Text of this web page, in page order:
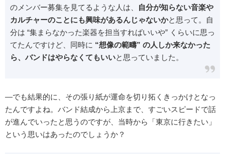
のメンバー募集を見てるような人は、
自分が知らない音楽や
カルチャーのことにも興味があるんじゃないかと思って。自
分は “集まらなかった楽器を担当すればいいや” くらいに思っ
てたんですけど、同時に “想像の範疇” の人しか来なかった
ら、バンドはやらなくてもいいと思っていました。
―でも結果的に、その張り紙が運命を切り拓くきっかけとなっ
たんですよね。バンド結成から上京まで、すごいスピードで話
が進んでいったと思うのですが、当時から「東京に行きたい」
という思いはあったのでしょうか？